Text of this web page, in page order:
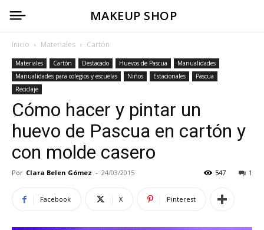
MAKEUP SHOP
Inicio Materiales Cartón
Materiales Cartón Destacado Huevos de Pascua
Manualidades
Manualidades para colegios y escuelas
Niños Estacionales
Pascua
Reciclaje
Cómo hacer y pintar un
huevo de Pascua en cartón y
con molde casero
Por Clara Belen Gómez - 24/03/2015 1
547
Facebook X Pinterest